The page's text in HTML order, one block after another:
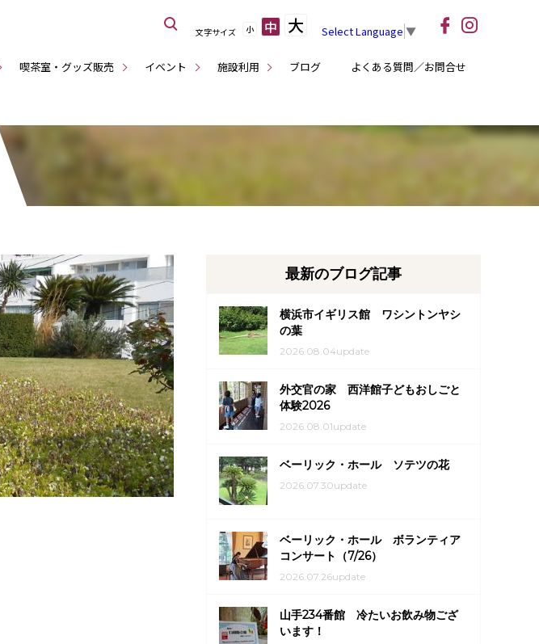
喫茶室・グッズ販売 イベント 施設利用 ブログ よくある質問／お問合せ
文字サイズ 小 中 大 Select Language ▼
最新のブログ記事
横浜市イギリス館 ワシントンヤシ
の葉
2026.08.04update
外交官の家 西洋館子どもおしごと
体験2026
2026.08.01update
ベーリック・ホール ソテツの花
2026.07.30update
ベーリック・ホール ボランティア
コンサート（7/26）
2026.07.26update
山手234番館 冷たいお飲み物ござ
います！